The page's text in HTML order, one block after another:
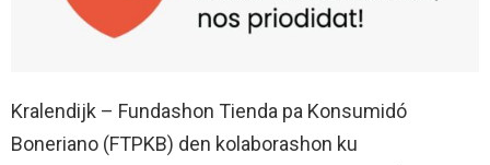
Kralendijk – Fundashon Tienda pa Konsumidó
Boneriano (FTPKB) den kolaborashon ku